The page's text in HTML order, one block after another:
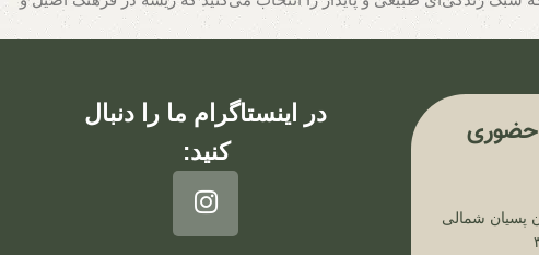
پسیان شمالی
در اینستاگرام ما را دنبال
کنید: